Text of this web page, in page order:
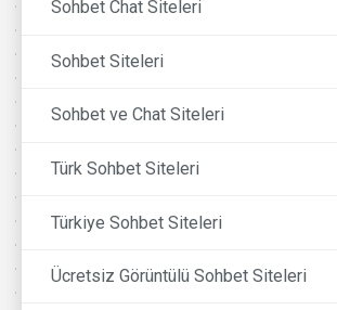
Sohbet Chat Siteleri
Sohbet Siteleri
Sohbet ve Chat Siteleri
Türk Sohbet Siteleri
Türkiye Sohbet Siteleri
Ücretsiz Görüntülü Sohbet Siteleri